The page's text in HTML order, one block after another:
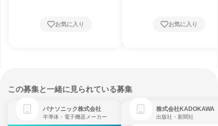
お気に入り お気に入り
この募集と一緒に見られている募集
パナソニック株式会社
半導体・電子機器メーカー
株式会社KADOKAWA
出版社・新聞社